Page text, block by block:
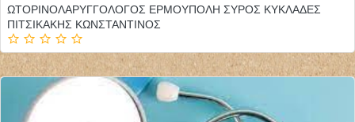
ΩΤΟΡΙΝΟΛΑΡΥΓΓΟΛΟΓΟΣ ΕΡΜΟΥΠΟΛΗ ΣΥΡΟΣ ΚΥΚΛΑΔΕΣ
ΠΙΤΣΙΚΑΚΗΣ ΚΩΝΣΤΑΝΤΙΝΟΣ